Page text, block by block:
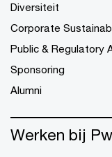
Diversiteit
Corporate
Public & Regulatory
Sponsoring
Alumni
Werken bij